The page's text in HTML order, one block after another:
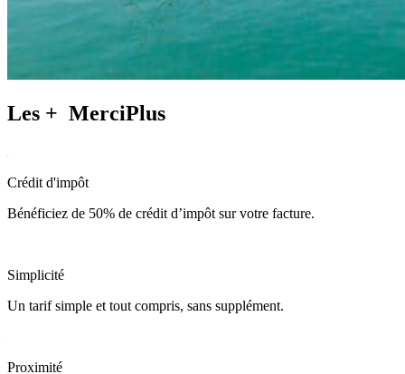
Les + MerciPlus
Crédit d'impôt
Bénéficiez de 50% de crédit d’impôt sur votre facture.
Simplicité
Un tarif simple et tout compris, sans supplément.
Proximité